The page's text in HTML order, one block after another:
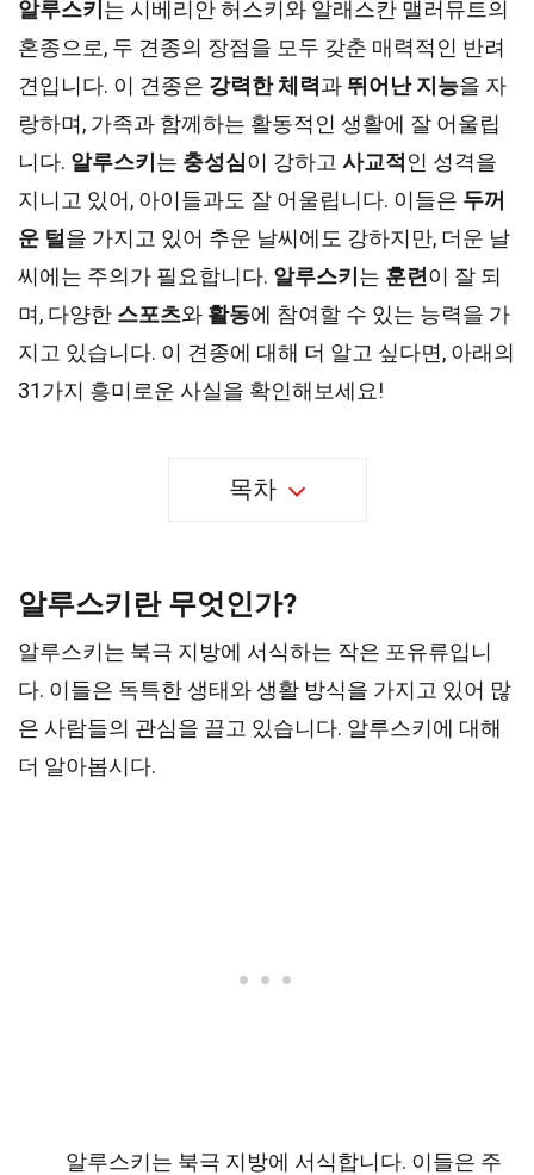
알루스키 는 시베리안 허스키와 알래스칸 맬러뮤트의
혼종으로, 두 견종의 장점을 모두 갖춘 매력적인 반려
견입니다. 이 견종은 강력한 체력과 뛰어난 지능을 자
랑하며, 가족과 함께하는 활동적인 생활에 잘 어울립
니다. 알루스키 는 충성심이 강하고 사교적 인 성격을
지니고 있어, 아이들과도 잘 어울립니다. 이들은 두꺼
운 털 을 가지고 있어 추운 날씨에도 강하지만, 더운 날
씨에는 주의가 필요합니다. 알루스키 는 훈련 이 잘 되
며, 다양한 스포츠와 활동에 참여할 수 있는 능력을 가
지고 있습니다. 이 견종에 대해 더 알고 싶다면, 아래의
31가지 흥미로운 사실을 확인해보세요!
목차
알루스키란 무엇인가?
알루스키는 북극 지방에 서식하는 작은 포유류입니
다. 이들은 독특한 생태와 생활 방식을 가지고 있어 많
은 사람들의 관심을 끌고 있습니다. 알루스키에 대해
더 알아봅시다.
알루스키는 북극 지방에 서식합니다. 이들은 주